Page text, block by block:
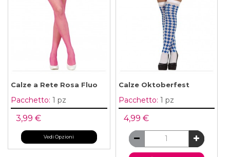
Calze a Rete Rosa Fluo
Pacchetto: 1 pz
3,99 €
Vedi Opzioni
Calze Oktoberfest
Pacchetto: 1 pz
4,99 €